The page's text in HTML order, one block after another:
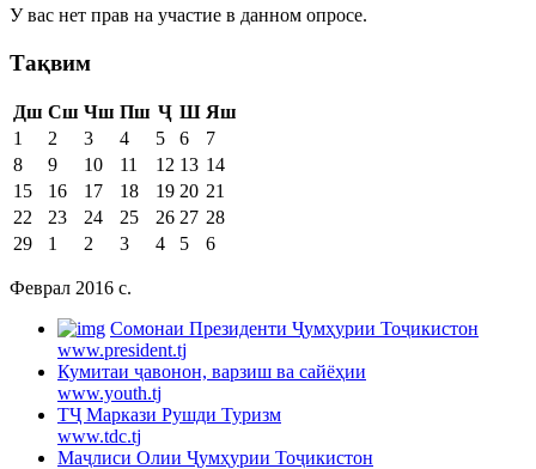
У вас нет прав на участие в данном опросе.
Тақвим
Дш Сш Чш Пш Ҷ Ш Яш
1
2 3 4 5 6
7
8
9 10 11 12 13 14
15
16 17 18 19 20 21
22
23 24 25 26 27 28
29
1 2 3 4 5 6
Феврал 2016 c.
Cомонаи Президенти Ҷумҳурии Тоҷикистон
www.president.tj
Кумитаи ҷавонон, варзиш ва сайёҳии
www.youth.tj
ТҶ Маркази Рушди Туризм
www.tdc.tj
Маҷлиси Олии Ҷумҳурии Тоҷикистон